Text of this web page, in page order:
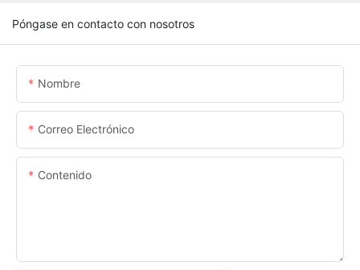
Póngase en contacto con nosotros
Nombre
Correo Electrónico
Contenido